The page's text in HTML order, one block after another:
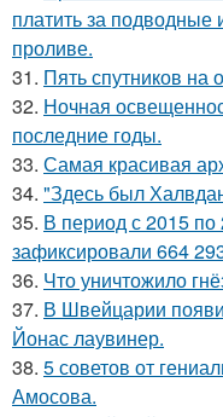
платить за подводные
проливе.
31. Пять спутников на
32. Ночная
последние годы.
33. Самая красивая
34. "Здесь был
35. В период с 2015
зафиксировали 664
36. Что уничтожило
37. В Швейцарии
Йонас лаувинер.
38. 5 советов от
Амосова.